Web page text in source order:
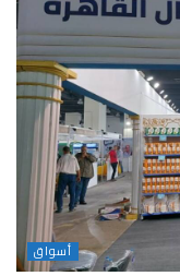
أسواق